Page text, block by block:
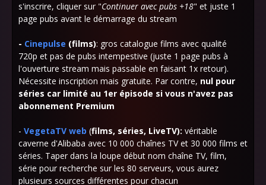
s'inscrire, cliquer sur "Continuer avec pubs +18" et juste 1
page pubs avant le démarrage du stream
- Cinepulse (films): gros catalogue films avec qualité
720p et pas de pubs intempestive (juste 1 page pubs à
l'ouverture stream mais passable en faisant 1x retour).
Nécessite inscription mais gratuite. Par contre, nul pour
séries car limité au 1er épisode si vous n'avez pas
abonnement Premium
- VegetaTV web (films, séries, LiveTV): véritable
caverne d'Alibaba avec 10 000 chaînes TV et 30 000 films et
séries. Taper dans la loupe début nom chaîne TV, film,
série pour recherche sur les 80 serveurs, vous aurez
plusieurs sources différentes pour chacun